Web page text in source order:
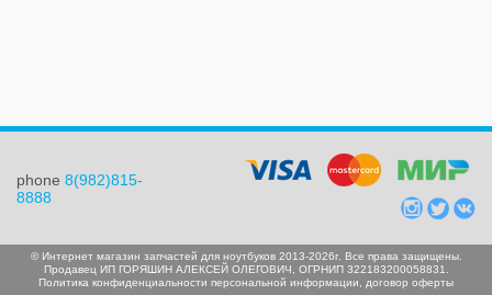
phone 8(982)815-
8888
© Интернет магазин запчастей для ноутбуков 2013-2026г. Все права защищены.
Продавец ИП ГОРЯШИН АЛЕКСЕЙ ОЛЕГОВИЧ, ОГРНИП 322183200058831.
Политика конфиденциальности персональной информации
договор оферты